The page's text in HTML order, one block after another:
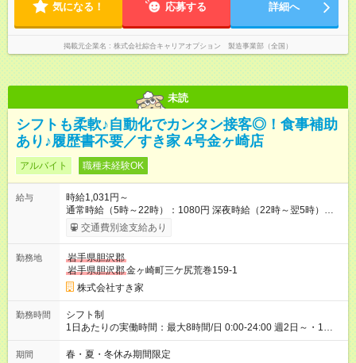
気になる！ 応募する 詳細へ
掲載元企業名 株式会社綜合キャリアオプション 製造事業部（全国）
未読
シフトも柔軟♪自動化でカンタン接客◎！食事補助
あり♪履歴書不要／すき家 4号金ヶ崎店
アルバイト 職種未経験OK
給与
時給1,031円～
通常時給（5時～22時）：1080円 深夜時給（22時～翌5時）：
1350円 高校生時給：1031円 【特別手当】早朝手当（5：00-9：
00）時給+150円 【試用期間】試用期間あり 試用期間の長さ：1
30日（※条件変更なし）ですが、切り上げで一ヶ月とさせてい
ただきます。 研修制度あり：15時間(研修中も同時給）
交通費別途支給あり
勤務地
岩手県胆沢郡
岩手県胆沢郡金ヶ崎町三ケ尻荒巻159-1
株式会社すき家
勤務時間
シフト制
1日あたりの実働時間：最大8時間/日 0:00-24:00 週2日～・1日
2h～OK ＜シフト例＞ 〇朝帯 5:00-9:00 〇昼帯 9:00-14:00 〇午
後帯 14:00-18:00 〇夜帯 18:00-22:00 〇深夜帯 22:00-翌5:00 基
期間 春・夏・冬休み期間限定